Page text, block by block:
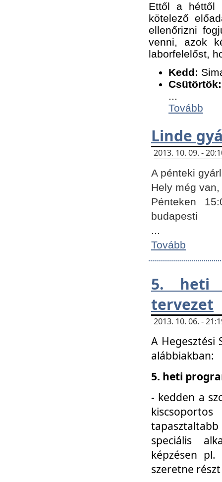
Ettől a héttől
kötelező
ellenőrizni
venni, azok
laborfelelőst,
Kedd:
Csütörtök:
...
Tovább
Linde
2013. 10. 09. -
A pénteki
Hely még
Pénteken
budapesti
...
Tovább
5. heti
tervezet
2013. 10. 06. -
A Hegesztési
alábbiakban:
5. heti
- kedden a
speciális
képzésen
szeretne